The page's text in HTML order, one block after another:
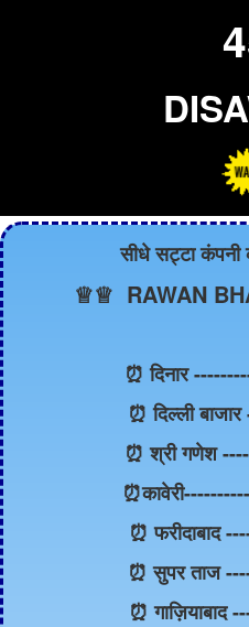
सीधे सट्टा कंपनी
♕♕ RAWAN
⏰ दिनार
⏰ दिल्ली
⏰ श्री गणेश
⏰ फरीदाबाद
⏰ सुपर ताज
⏰